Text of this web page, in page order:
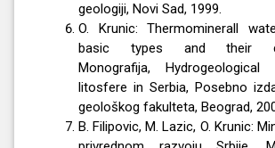
geologiji, Novi Sad, 1999.
O. Krunic: Thermominerall
basic types and their
Monografija,
litosfere in Serbia, Posebno
geološkog fakulteta, Beograd,
B. Filipovic, M. Lazic, O. Krunic: